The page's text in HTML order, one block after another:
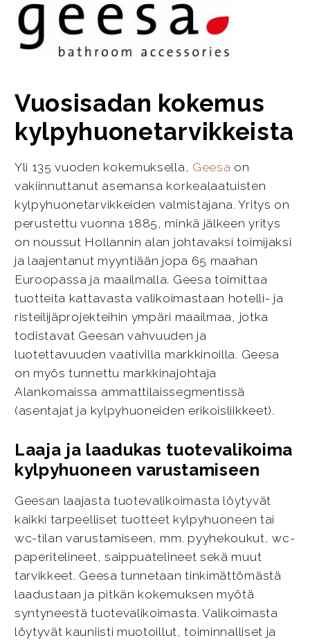
Vuosisadan kokemus
kylpyhuonetarvikkeista
Yli 135 vuoden kokemuksella, Geesa on
vakiinnuttanut asemansa korkealaatuisten
kylpyhuonetarvikkeiden valmistajana. Yritys on
perustettu vuonna 1885, minkä jälkeen yritys
on noussut Hollannin alan johtavaksi toimijaksi
ja laajentanut myyntiään jopa 65 maahan
Euroopassa ja maailmalla. Geesa toimittaa
tuotteita kattavasta valikoimastaan hotelli- ja
risteilijäprojekteihin ympäri maailmaa, jotka
todistavat Geesan vahvuuden ja
luotettavuuden vaativilla markkinoilla. Geesa
on myös tunnettu markkinajohtaja
Alankomaissa ammattilaissegmentissä
(asentajat ja kylpyhuoneiden erikoisliikkeet).
Laaja ja laadukas tuotevalikoima
kylpyhuoneen varustamiseen
Geesan laajasta tuotevalikoimasta löytyvät
kaikki tarpeelliset tuotteet kylpyhuoneen tai
wc-tilan varustamiseen, mm. pyyhekoukut, wc-
paperitelineet, saippuatelineet sekä muut
tarvikkeet. Geesa tunnetaan tinkimättömästä
laadustaan ja pitkän kokemuksen myötä
syntyneestä tuotevalikoimasta. Valikoimasta
löytyvät kauniisti muotoillut, toiminnalliset ja